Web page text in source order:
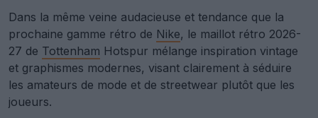
Dans la même veine audacieuse et tendance que la
prochaine gamme rétro de Nike, le maillot rétro 2026-
27 de Tottenham Hotspur mélange inspiration vintage
et graphismes modernes, visant clairement à séduire
les amateurs de mode et de streetwear plutôt que les
joueurs.